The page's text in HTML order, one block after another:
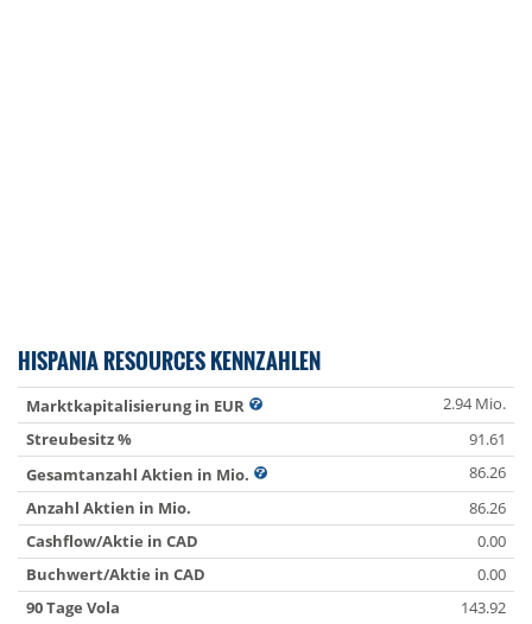
HISPANIA RESOURCES KENNZAHLEN
Marktkapitalisierung in EUR
2.94 Mio.
Streubesitz %
91.61
Gesamtanzahl Aktien in Mio.
86.26
Anzahl Aktien in Mio.
86.26
Cashflow/Aktie in CAD
0.00
Buchwert/Aktie in CAD
0.00
90 Tage Vola
143.92